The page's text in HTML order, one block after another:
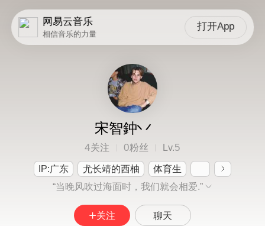
网易云音乐
相信音乐的力量
打开App
宋智鈡丷
4关注 0粉丝 Lv.5
IP:广东 尤长靖的西柚
体育生
“当晚风吹过海面时，我们就会相爱.”
关注 聊天